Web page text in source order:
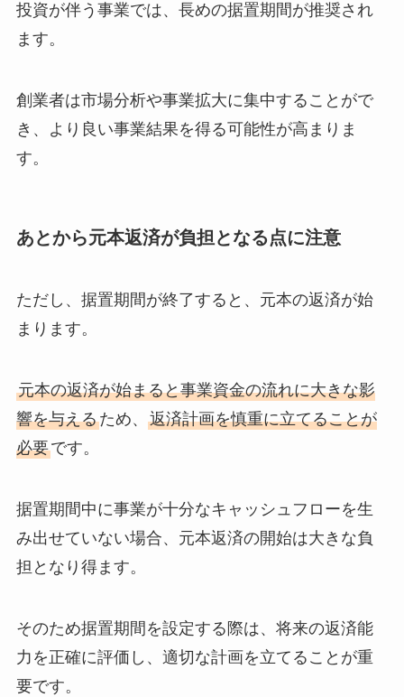
投資が伴う事業では、長めの据置期間が推奨され
ます。
創業者は市場分析や事業拡大に集中することがで
き、より良い事業結果を得る可能性が高まりま
す。
あとから元本返済が負担となる点に注意
ただし、据置期間が終了すると、元本の返済が始
まります。
元本の返済が始まると事業資金の流れに大きな影
響を与えるため、 返済計画を慎重に立てることが
必要です。
据置期間中に事業が十分なキャッシュフローを生
み出せていない場合、元本返済の開始は大きな負
担となり得ます。
そのため据置期間を設定する際は、将来の返済能
力を正確に評価し、適切な計画を立てることが重
要です。